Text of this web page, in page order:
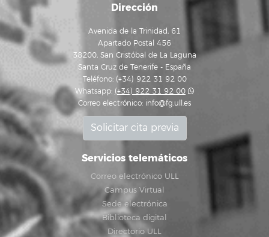
Dirección
Avenida de la Trinidad, 61
Apartado Postal 456
38200, San Cristóbal de La Laguna
Santa Cruz de Tenerife - España
Teléfono: (+34) 922 31 92 00
Whatsapp: (+34) 922 31 92 00
Correo electrónico: info@fg.ull.es
Solicitar cita previa
Servicios telemáticos
Correo electrónico ULL
Campus Virtual
Sede electrónica
Biblioteca digital
Directorio ULL